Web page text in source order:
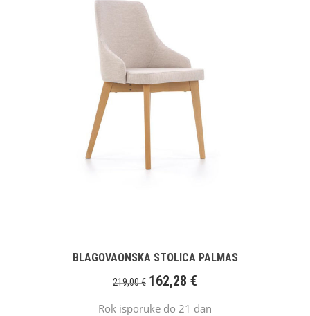
BLAGOVAONSKA STOLICA PALMAS
219,00€ 162,28 €
Rok isporuke do 21 dan